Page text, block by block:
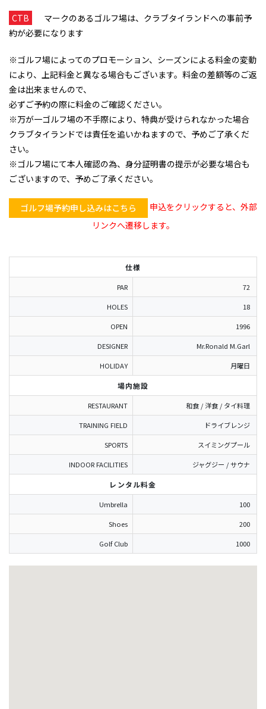
CTB
マークのあるゴルフ場は、クラブタイランドへの事前予
約が必要になります
※ゴルフ場によってのプロモーション、シーズンによる料金の変動
により、上記料金と異なる場合もございます。料金の差額等のご返
金は出来ませんので、
必ずご予約の際に料金のご確認ください。
※万が一ゴルフ場の不手際により、特典が受けられなかった場合
クラブタイランドでは責任を追いかねますので、予めご了承くだ
さい。
※ゴルフ場にて本人確認の為、身分証明書の提示が必要な場合も
ございますので、予めご了承ください。
ゴルフ場予約申し込みはこちら
申込をクリックすると、外部
リンクへ遷移します。
仕様
PAR 72
HOLES 18
OPEN 1996
DESIGNER Mr.Ronald M.Garl
HOLIDAY 月曜日
場内施設
RESTAURANT 和食 / 洋食 / タイ料理
TRAINING FIELD ドライブレンジ
SPORTS スイミングプール
INDOOR FACILITIES ジャグジー / サウナ
レンタル料金
Umbrella 100
Shoes 200
Golf Club 1000